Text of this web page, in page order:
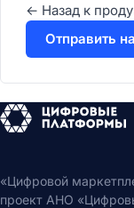
← Назад к
Отправить
«Цифровой
проект АНО